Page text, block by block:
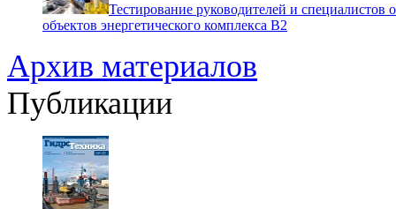
Тестирование руководителей и специалистов
объектов энергетического комплекса В2
Архив материалов
Публикации